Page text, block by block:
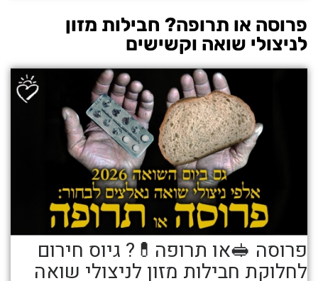
פרוסה או תרופה? חבילות מזון
לניצולי שואה וקשישים